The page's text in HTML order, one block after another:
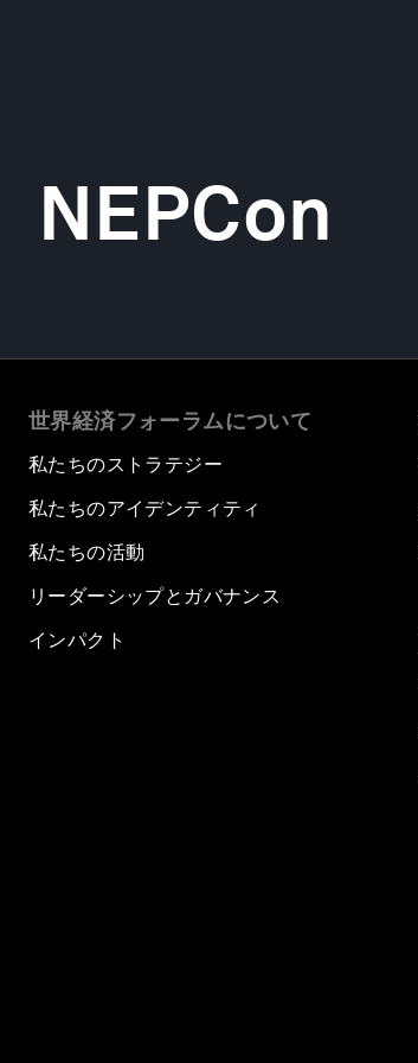
NEPCon
世界経済フォーラムについて
私たちのストラテジー
私たちのアイデンティティ
私たちの活動
リーダーシップとガバナンス
インパクト